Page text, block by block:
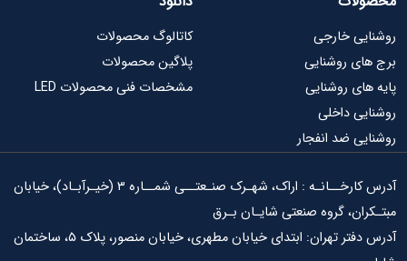
خارجی
روشنایی
روشنایی
داخلی
ضد انفجار
کاتالوگ محصولات
پلاگین محصولات
مشخصات فنی محصولات LED
آدرس کارخــانـه : اراک، شهـرک صنـعتــی شمــاره ۳ (خیـرآبـاد)، خیابان
گروه صنعتی شایـان بـرق
آدرس دفتر تهران: ابتدای خیابان مطهری، خیابان منصور، پلاک ۵، ساختمان